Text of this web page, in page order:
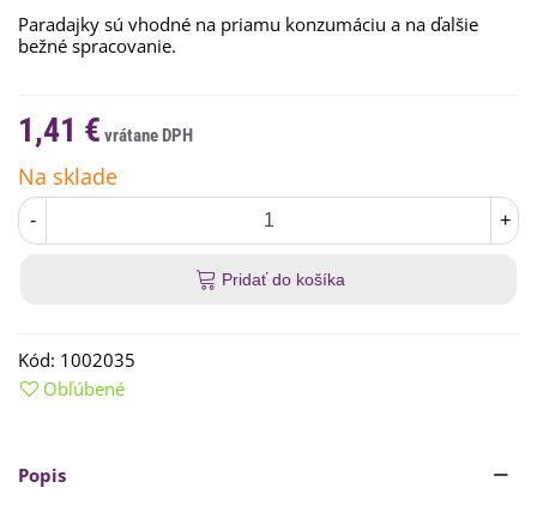
Paradajky sú vhodné na priamu konzumáciu a na ďalšie
bežné spracovanie.
1,41 €
Na sklade
- +
Pridať do košíka
Kód: 1002035
Obľúbené
Popis